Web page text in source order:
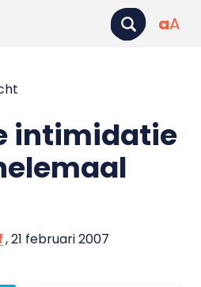
aA
intimidatie
, 21 februari 2007